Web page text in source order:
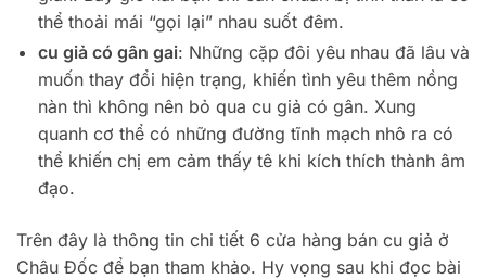
thể thoải mái “gọi lại” nhau suốt đêm.
cu giả có gân gai: Những cặp đôi yêu nhau đã lâu và
muốn thay đổi hiện trạng, khiến tình yêu thêm nồng
nàn thì không nên bỏ qua cu giả có gân. Xung
quanh cơ thể có những đường tĩnh mạch nhô ra có
thể khiến chị em cảm thấy tê khi kích thích thành âm
đạo.
Trên đây là thông tin chi tiết 6 cửa hàng bán cu giả ở
Châu Đốc để bạn tham khảo. Hy vọng sau khi đọc bài